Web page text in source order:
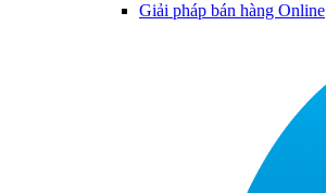
Giải pháp bán hàng Online